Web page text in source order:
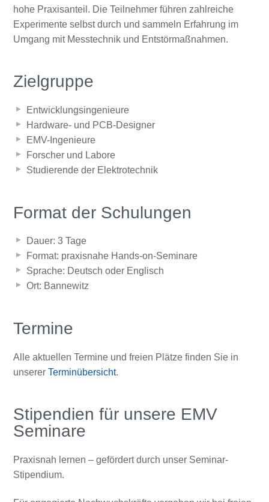
hohe Praxisanteil. Die Teilnehmer führen zahlreiche
Experimente selbst durch und sammeln Erfahrung im
Umgang mit Messtechnik und Entstörmaßnahmen.
Zielgruppe
Entwicklungsingenieure
Hardware- und PCB-Designer
EMV-Ingenieure
Forscher und Labore
Studierende der Elektrotechnik
Format der Schulungen
Dauer: 3 Tage
Format: praxisnahe Hands-on-Seminare
Sprache: Deutsch oder Englisch
Ort: Bannewitz
Termine
Alle aktuellen Termine und freien Plätze finden Sie in
unserer Terminübersicht.
Stipendien für unsere EMV
Seminare
Praxisnah lernen – gefördert durch unser Seminar-
Stipendium.